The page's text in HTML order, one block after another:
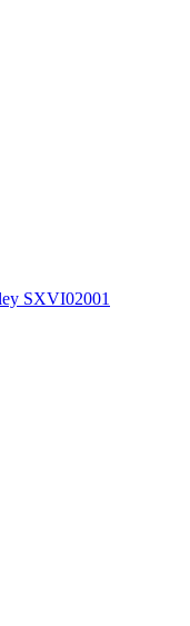
SXVI02001